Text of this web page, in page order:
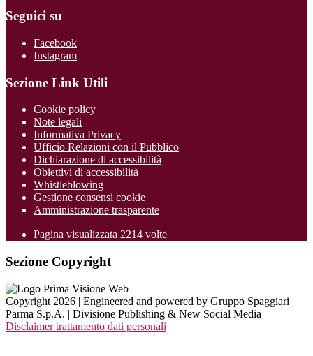
Seguici su
Facebook
Instagram
Sezione Link Utili
Cookie policy
Note legali
Informativa Privacy
Ufficio Relazioni con il Pubblico
Dichiarazione di accessibilità
Obiettivi di accessibilità
Whistleblowing
Gestione consensi cookie
Amministrazione trasparente
Pagina visualizzata 2214 volte
Sezione Copyright
Copyright 2026 | Engineered and powered by Gruppo Spaggiari
Parma S.p.A. | Divisione Publishing & New Social Media
Disclaimer trattamento dati personali